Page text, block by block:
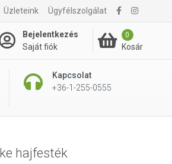
Üzleteink Ügyfélszolgálat
Bejelentkezés
Saját fiók
0
Kosár
Kapcsolat
+36-1-255-0555
4 495 Ft
hajfesték